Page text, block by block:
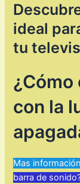
ideal
tu
¿Cómo
con la
Mas
barra de